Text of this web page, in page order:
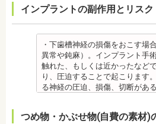
もあるため、心が起こることも
は、頬を噛んだり、熱いものを
らないため、口腔内を傷つける
さらに、麻酔によって悪心、嘔
虫歯・歯周病 ・矯正治療中、矯
ブラッシング（歯磨き）しにく
め、虫歯や歯周炎のリスクが高
を歯科医師より受けて 、毎日丁
科医師に相談しましょう。
いるため、金属アレルギーのあ
は、皮膚科で行われているパッ
アレルギー材料を特定し、歯科
い。矯正装置を装着したあとに
にアレルギー症状が起きた場合
師の指示を仰いでください。
・矯正をしたい箇所に十分なス
で対処する場合やその他の対処
ます。
・矯正装置を装着した直後や、
直後に痛みを感じることがあり
まる場合が多いです。また、冷
きにしみる「知覚過敏」があら
すが、基本的には数日で改善さ
場合は、歯科医師に相談しまし
いるため、金属アレルギーのあ
インプラントの副作用とリスク
・下歯槽神経の損傷をおこす場
異常や鈍麻）。インプラント手
触れた、もしくは近かったなど
り、圧迫することで起こります
る神経の圧迫、損傷、切断があ
・上あごにインプラントを埋め
つめ物・かぶせ物(自費の素材)